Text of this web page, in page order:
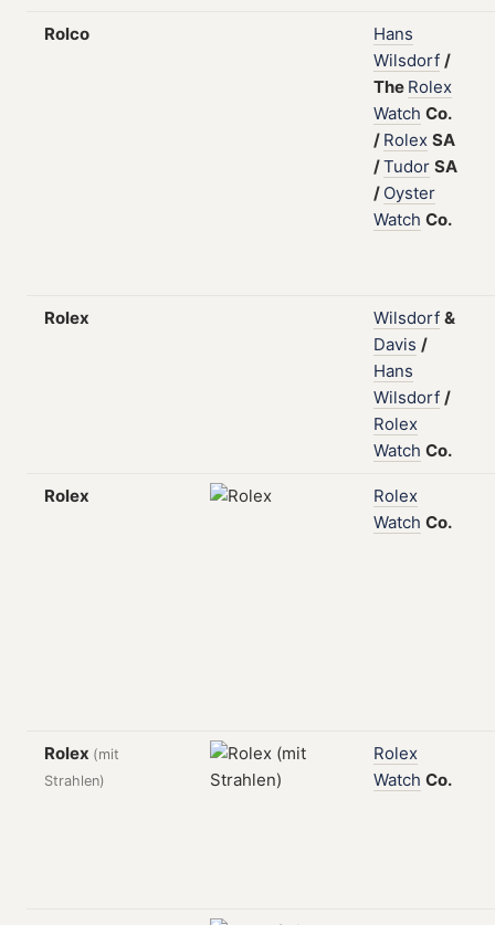
Rolco
Hans
Wilsdorf /
The Rolex
Watch Co.
/ Rolex SA
/Tudor SA
/ Oyster
Watch Co.
Rolex Wilsdorf &
Davis /
Hans
Wilsdorf /
Rolex
Watch Co.
Rolex
Rolex
Watch Co.
Rolex (mit
Strahlen)
Rolex
Watch Co.